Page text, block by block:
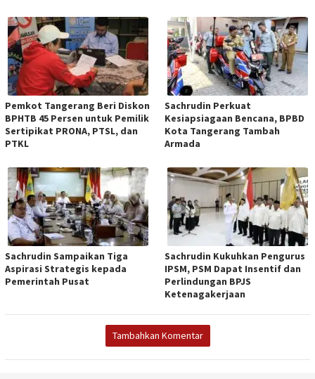
Pemkot Tangerang Beri Diskon
BPHTB 45 Persen untuk Pemilik
Sertipikat PRONA, PTSL, dan
PTKL
Sachrudin Perkuat
Kesiapsiagaan Bencana, BPBD
Kota Tangerang Tambah
Armada
Sachrudin Sampaikan Tiga
Aspirasi Strategis kepada
Pemerintah Pusat
Sachrudin Kukuhkan Pengurus
IPSM, PSM Dapat Insentif dan
Perlindungan BPJS
Ketenagakerjaan
Tambahkan Komentar